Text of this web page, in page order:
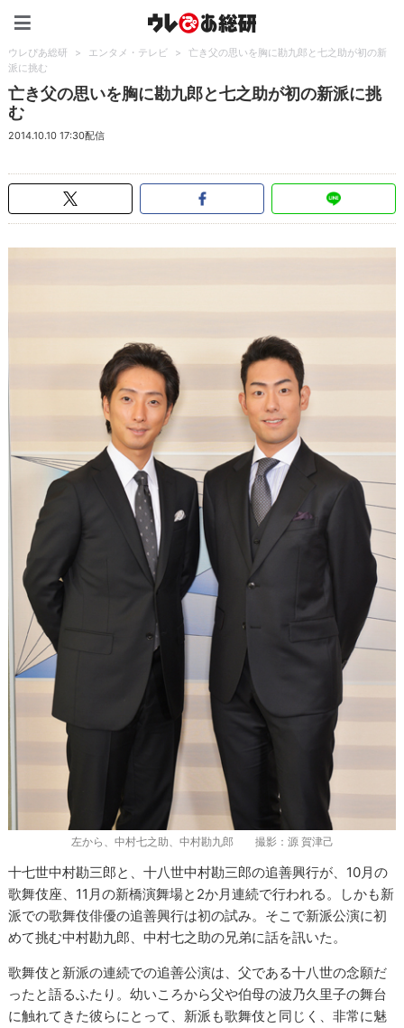
ウレぴあ総研 > エンタメ・テレビ >
亡き父の思いを胸に勘九郎と七之助が初の新
派に挑む
亡き父の思いを胸に勘九郎と七之助が初の新派に挑
む
2014.10.10 17:30配信
左から、中村七之助、中村勘九郎 撮影：源 賀津己
十七世中村勘三郎と、十八世中村勘三郎の追善興行が、10月の
歌舞伎座、11月の新橋演舞場と2か月連続で行われる。しかも新
派での歌舞伎俳優の追善興行は初の試み。そこで新派公演に初
めて挑む中村勘九郎、中村七之助の兄弟に話を訊いた。
歌舞伎と新派の連続での追善公演は、父である十八世の念願だ
ったと語るふたり。幼いころから父や伯母の波乃久里子の舞台
に触れてきた彼らにとって、新派も歌舞伎と同じく、非常に魅